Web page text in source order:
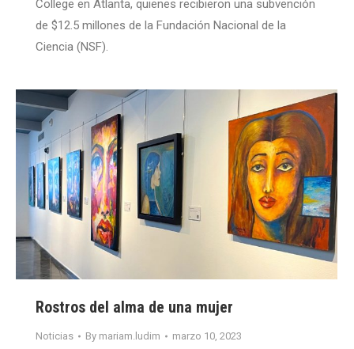
College en Atlanta, quienes recibieron una subvención
de $12.5 millones de la Fundación Nacional de la
Ciencia (NSF).
Rostros del alma de una mujer
Noticias By mariam.ludim marzo 10, 2023